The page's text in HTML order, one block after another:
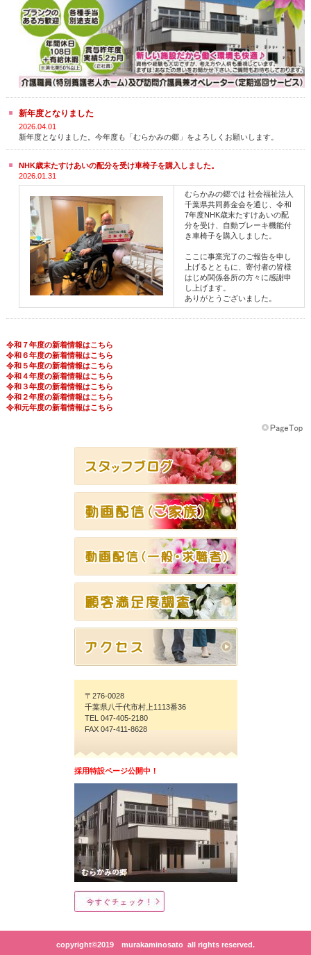
新年度となりました
2026.04.01
新年度となりました。今年度も「むらかみの郷」をよろしくお願いします。
NHK歳末たすけあいの配分を受け車椅子を購入しました。
2026.01.31
むらかみの郷では 社会福祉法人
千葉県共同募金会を通じ、令和
7年度NHK歳末たすけあいの配
分を受け、自動ブレーキ機能付
き車椅子を購入しました。
ここに事業完了のご報告を申し
上げるとともに、寄付者の皆様
はじめ関係各所の方々に感謝申
し上げます。
ありがとうございました。
令和７年度の新着情報はこちら
令和６年度の新着情報はこちら
令和５年度の新着情報はこちら
令和４年度の新着情報はこちら
令和３年度の新着情報はこちら
令和２年度の新着情報はこちら
令和元年度の新着情報はこちら
〒276-0028
千葉県八千代市村上1113番36
TEL 047-405-2180
FAX 047-411-8628
採用特設ページ公開中！
copyright©2019 murakaminosato all rights reserved.